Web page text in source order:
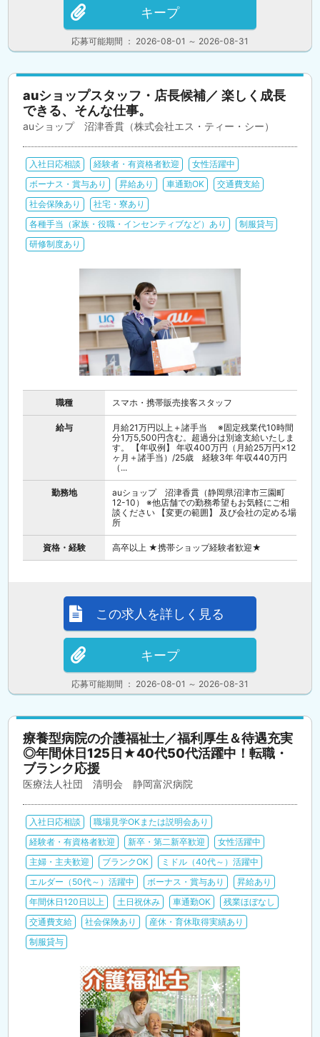
応募可能期間 ： 2026-08-01 ～ 2026-08-31
キープ
auショップスタッフ・店長候補／ 楽しく成長
できる、そんな仕事。
auショップ 沼津香貫（株式会社エス・ティー・シー）
入社日応相談 経験者・有資格者歓迎
女性活躍中
ボーナス・賞与あり
昇給あり 車通勤OK
交通費支給
社会保険あり
社宅・寮あり
各種手当（家族・役職・インセンティブなど）あり
制服貸与
研修制度あり
職種 スマホ・携帯販売接客スタッフ
給与
月給21万円以上＋諸手当 ※固定残業代10時間
分1万5,500円含む。超過分は別途支給いたしま
す。 【年収例】 年収400万円（月給25万円×12
ヶ月＋諸手当）/25歳 経験3年 年収440万円
（...
勤務地
auショップ 沼津香貫（静岡県沼津市三園町
12-10） ※他店舗での勤務希望もお気軽にご相
談ください 【変更の範囲】 及び会社の定める場
所
資格・経験 高卒以上 ★携帯ショップ経験者歓迎★
応募可能期間 ： 2026-08-01 ～ 2026-08-31
この求人を詳しく見る
キープ
療養型病院の介護福祉士／福利厚生＆待遇充実
◎年間休日125日★40代50代活躍中！転職・
ブランク応援
医療法人社団 清明会 静岡富沢病院
入社日応相談
職場見学OKまたは説明会あり
経験者・有資格者歓迎
新卒・第二新卒歓迎
女性活躍中
主婦・主夫歓迎
ブランクOK
ミドル（40代～）活躍中
エルダー（50代～）活躍中
ボーナス・賞与あり
昇給あり
年間休日120日以上
土日祝休み 車通勤OK
残業ほぼなし
交通費支給
社会保険あり
産休・育休取得実績あり
制服貸与